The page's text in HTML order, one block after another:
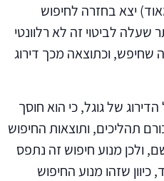
יצא בחזרה לחיפוש
לביטוי זה לא רלוונטי
וכתוצאה מכך דירוג
של גוגל, כי הוא חוסך
תהליכים, ותוצאות החיפוש
ולכן מנוע חיפוש זה נתפס
שזהו מנוע החיפוש